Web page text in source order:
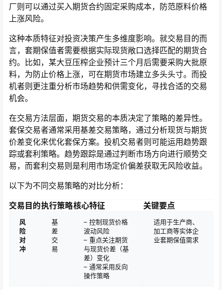
厂则可以通过买入期货合约固定采购成本，防范原料价格
上涨风险。
这种本质特征对投资决策产生多维度影响。就交易目的而
言，套期保值者需要根据实际现货敞口选择匹配的期货合
约。比如，某大豆压榨企业预计三个月后需要采购大批原
料，为防止价格上涨，可在期货市场建立多头头寸。而投
机者则更注重分析市场趋势和供需变化，寻找合适的交易
机会。
在交易方法层面，期货交易的本质决定了策略的差异性。
套保交易者通常采用基差交易策略，通过分析现货与期货
价差变化来优化套保方案。投机交易者则可能运用趋势跟
踪或套利策略。趋势跟踪是通过判断市场方向进行顺势交
易，而套利交易则是利用市场定价偏差获取无风险收益。
以下为不同交易策略的对比分析：
交易目的执行策略核心特征 关键要点
风
险
对
冲
基
差
交
易
– 控制现货价格
波动风险
– 重点关注期货
与现货价差（基
差）变化
– 通常采用反向
操作策略
适用于生产商、
加工商等实体企
业套期保值需求